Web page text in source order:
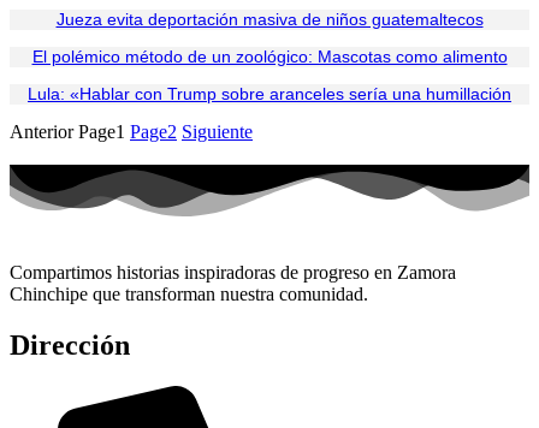
Jueza evita deportación masiva de niños guatemaltecos
El polémico método de un zoológico: Mascotas como alimento
Lula: «Hablar con Trump sobre aranceles sería una humillación
Anterior Page1 Page2 Siguiente
Compartimos historias inspiradoras de progreso en Zamora
Chinchipe que transforman nuestra comunidad.
Dirección